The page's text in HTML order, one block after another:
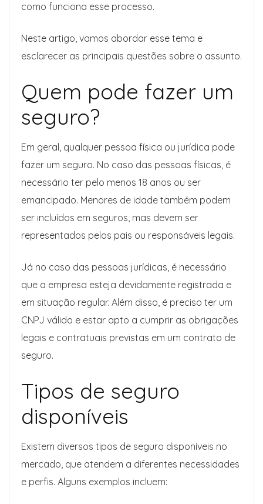
como funciona esse processo.
Neste artigo, vamos abordar esse tema e
esclarecer as principais questões sobre o assunto.
Quem pode fazer um
seguro?
Em geral, qualquer pessoa física ou jurídica pode
fazer um seguro. No caso das pessoas físicas, é
necessário ter pelo menos 18 anos ou ser
emancipado. Menores de idade também podem
ser incluídos em seguros, mas devem ser
representados pelos pais ou responsáveis legais.
Já no caso das pessoas jurídicas, é necessário
que a empresa esteja devidamente registrada e
em situação regular. Além disso, é preciso ter um
CNPJ válido e estar apto a cumprir as obrigações
legais e contratuais previstas em um contrato de
seguro.
Tipos de seguro
disponíveis
Existem diversos tipos de seguro disponíveis no
mercado, que atendem a diferentes necessidades
e perfis. Alguns exemplos incluem: